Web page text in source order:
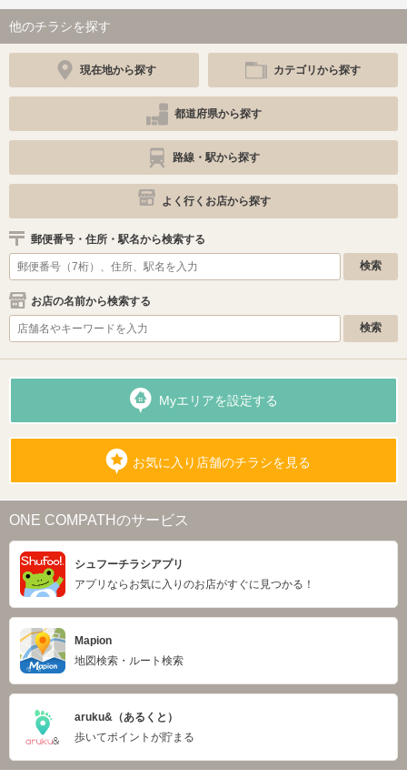
他のチラシを探す
現在地から探す カテゴリから探す
都道府県から探す
路線・駅から探す
よく行くお店から探す
郵便番号・住所・駅名から検索する
お店の名前から検索する
Myエリアを設定する
お気に入り店舗のチラシを見る
ONE COMPATHのサービス
シュフーチラシアプリ
アプリならお気に入りのお店がすぐに見つかる！
Mapion
地図検索・ルート検索
aruku&（あるくと）
歩いてポイントが貯まる